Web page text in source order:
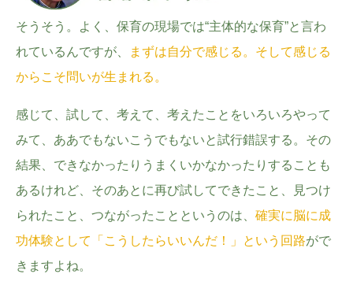
そうそう。よく、保育の現場では“主体的な保育”と言わ
れているんですが、
まずは自分で感じる。そして感じる
からこそ問いが生まれる。
感じて、試して、考えて、考えたことをいろいろやって
みて、ああでもないこうでもないと試行錯誤する。その
結果、できなかったりうまくいかなかったりすることも
あるけれど、そのあとに再び試してできたこと、見つけ
られたこと、つながったことというのは、 確実に脳に成
功体験として「こうしたらいいんだ！」という回路がで
きますよね。